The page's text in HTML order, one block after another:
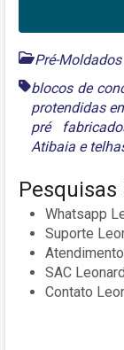
Pré-
blocos de
protendidas
pré
Atibaia e
Pesquisas
Whatsapp
Suporte
SAC
Contato